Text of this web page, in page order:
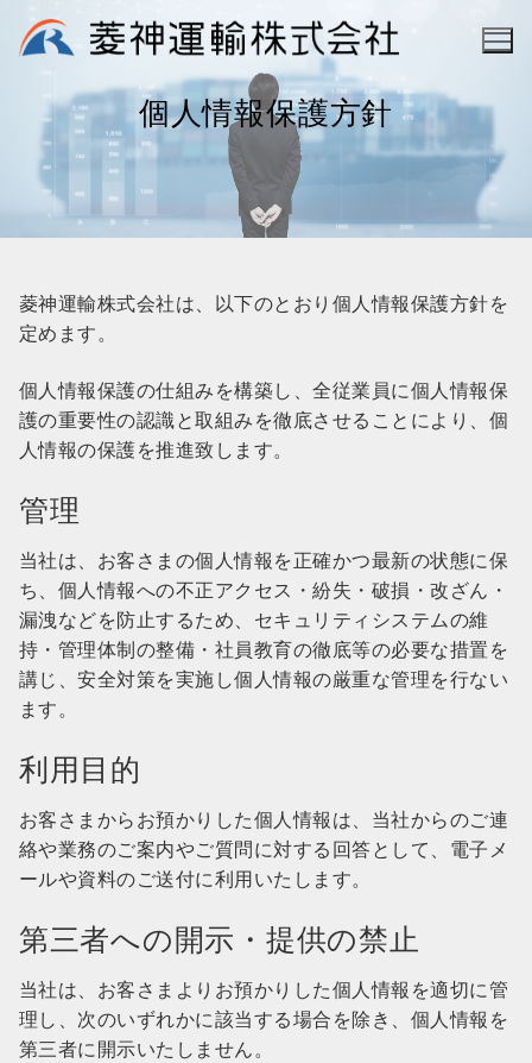
個人情報保護方針
菱神運輸株式会社は、以下のとおり個人情報保護方針を
定めます。
個人情報保護の仕組みを構築し、全従業員に個人情報保
護の重要性の認識と取組みを徹底させることにより、個
人情報の保護を推進致します。
管理
当社は、お客さまの個人情報を正確かつ最新の状態に保
ち、個人情報への不正アクセス・紛失・破損・改ざん・
漏洩などを防止するため、セキュリティシステムの維
持・管理体制の整備・社員教育の徹底等の必要な措置を
講じ、安全対策を実施し個人情報の厳重な管理を行ない
ます。
利用目的
お客さまからお預かりした個人情報は、当社からのご連
絡や業務のご案内やご質問に対する回答として、電子メ
ールや資料のご送付に利用いたします。
第三者への開示・提供の禁止
当社は、お客さまよりお預かりした個人情報を適切に管
理し、次のいずれかに該当する場合を除き、個人情報を
第三者に開示いたしません。